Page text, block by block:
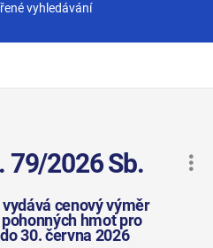
vyhledávání
79/2026 Sb.
cenový výměr
hmot pro
30. června 2026